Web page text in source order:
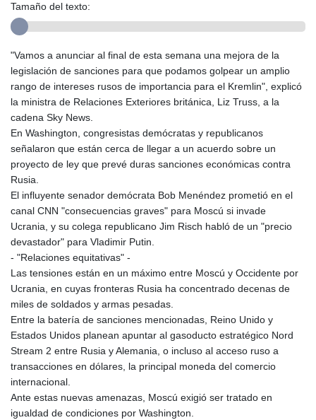
Tamaño del texto:
"Vamos a anunciar al final de esta semana una mejora de la
legislación de sanciones para que podamos golpear un amplio
rango de intereses rusos de importancia para el Kremlin", explicó
la ministra de Relaciones Exteriores británica, Liz Truss, a la
cadena Sky News.
En Washington, congresistas demócratas y republicanos
señalaron que están cerca de llegar a un acuerdo sobre un
proyecto de ley que prevé duras sanciones económicas contra
Rusia.
El influyente senador demócrata Bob Menéndez prometió en el
canal CNN "consecuencias graves" para Moscú si invade
Ucrania, y su colega republicano Jim Risch habló de un "precio
devastador" para Vladimir Putin.
- "Relaciones equitativas" -
Las tensiones están en un máximo entre Moscú y Occidente por
Ucrania, en cuyas fronteras Rusia ha concentrado decenas de
miles de soldados y armas pesadas.
Entre la batería de sanciones mencionadas, Reino Unido y
Estados Unidos planean apuntar al gasoducto estratégico Nord
Stream 2 entre Rusia y Alemania, o incluso al acceso ruso a
transacciones en dólares, la principal moneda del comercio
internacional.
Ante estas nuevas amenazas, Moscú exigió ser tratado en
igualdad de condiciones por Washington.